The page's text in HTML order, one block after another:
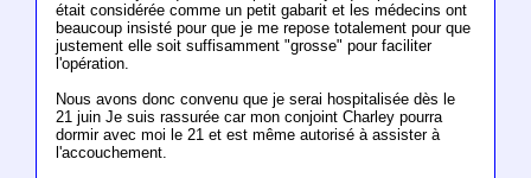
était considérée comme un petit gabarit et les médecins ont
beaucoup insisté pour que je me repose totalement pour que
justement elle soit suffisamment "grosse" pour faciliter
l'opération.
Nous avons donc convenu que je serai hospitalisée dès le
21 juin Je suis rassurée car mon conjoint Charley pourra
dormir avec moi le 21 et est même autorisé à assister à
l'accouchement.